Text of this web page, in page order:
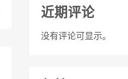
近期评论
没有评论可显示。